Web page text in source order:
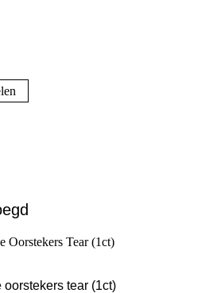
oorstekers tear (1ct)